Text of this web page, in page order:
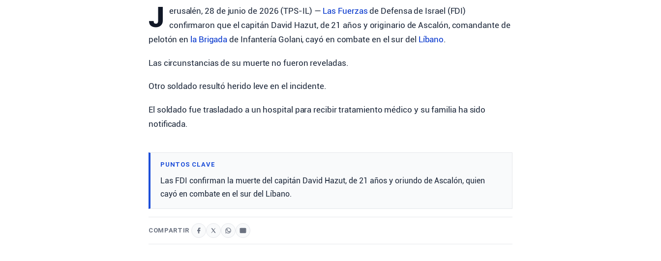
J erusalén, 28 de junio de 2026 (TPS-IL) — Las Fuerzas de Defensa de Israel (FDI)
confirmaron que el capitán David Hazut, de 21 años y originario de Ascalón, comandante de
pelotón en la Brigada de Infantería Golani, cayó en combate en el sur del Líbano.
Las circunstancias de su muerte no fueron reveladas.
Otro soldado resultó herido leve en el incidente.
El soldado fue trasladado a un hospital para recibir tratamiento médico y su familia ha sido
notificada.
PUNTOS CLAVE
Las FDI confirman la muerte del capitán David Hazut, de 21 años y oriundo de Ascalón, quien
cayó en combate en el sur del Líbano.
COMPARTIR